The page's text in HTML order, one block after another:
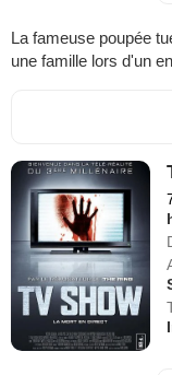
La fameuse poupée
une famille lors d'un